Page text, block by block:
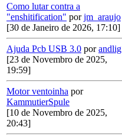
Como lutar contra a
"enshitification" porjm_araujo
[30 de Janeiro de 2026, 17:10]
Ajuda Pcb USB 3.0 porandlig
[23 de Novembro de 2025,
19:59]
Motor ventoinha por
KammutierSpule
[10 de Novembro de 2025,
20:43]